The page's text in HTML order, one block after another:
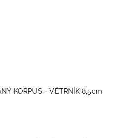
KORPUS - VĚTRNÍK 8,5cm